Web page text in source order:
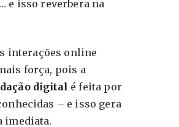
e isso reverbera na
interações online
força, pois a
digital é feita por
– e isso gera
imediata.